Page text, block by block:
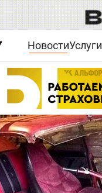
НовостиУслуги